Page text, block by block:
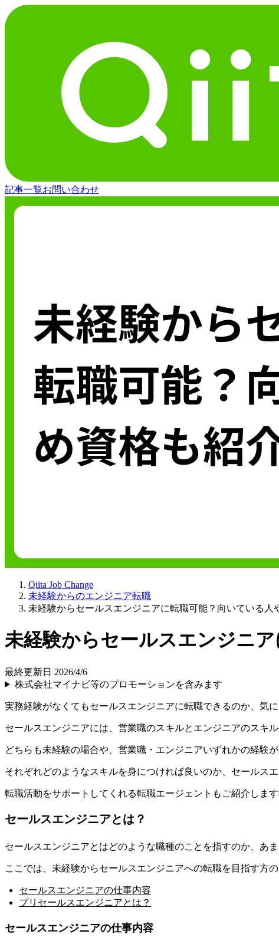
記事一覧お問い合わせ
Qiita Job Change
未経験からのエンジニア転職
未経験からセールスエンジニアに転職可能？向いている人
未経験からセールスエンジニ
最終更新日 2026/4/6
株式会社マイナビ等のプロモーションを含みます
実務経験がなくてもセールスエンジニアに転職できるのか、気
セールスエンジニアには、営業職のスキルとエンジニアのスキル
どちらも未経験の場合や、営業職・エンジニアいずれかの経験
​​それぞれ​​どのようなスキルを身につければ良いのか、セールス
転職活動をサポートしてくれる転職エージェントもご紹介しま
​​セールスエンジニアとは？​
セールスエンジニアとはどのような職種のことを指すのか、あ
ここでは、​​未経験からセールスエンジニアへの転職を目指す方
セールスエンジニアの仕事内容
プリセールスエンジニアとは？
セールスエンジニアの仕事内容